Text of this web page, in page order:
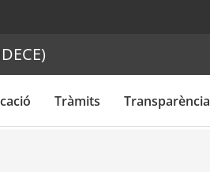
Tràmits Transparència